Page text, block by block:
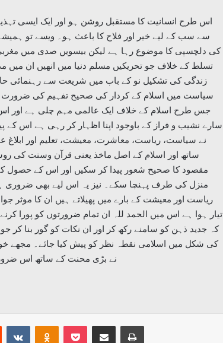
اس طرح انسانیت کا مستقبل روشن ہو اور ایک ایسی
سے سب کے لیے خیر اور فلاح کا باعث ہو۔ ویسے تو
تسلط کے خلاف جو تحریکیں مسلم دنیا میں انھیں ان میں
زندگی کی تشکیل نو کے باب میں شریعت سے
جس طرح اسلام کے خلاف ایک عالمی مہم چلی ہے اور
سارے نشیب و فراز کے باوجود اپنا اظہار کر رہی ہے اس
نے سیاست، ریاست، معاشرت، معیشت، تعلیم اور
ساتھ اور اسلام کے اصل ماخذ یعنی قرآن وسنت کی
مقصود کا صحیح شعور پیدا کر سکیں اور اس کے
منزل کی طرف پہنچا سکے۔ نیز یہ اس لیے بھی ضروری
ریاست اور معیشت کے بارے میں پھیلاتے ہیں ان کا موثر
تیار ہوا ہے اس میں الحمد للہ ان تمام ضرورتوں کو پورا
کہ جدید ذہن کو سامنے رکھ کر اور ان نکات کو گور بنا
کی شکل میں اسلامی نقطہ نظر کو پیش کیا جائے۔ مجھے
نے بڑی محنت کے ساتھ اس
Reddit VKontakteOdnoklassniki
Pocket Share via Email Print